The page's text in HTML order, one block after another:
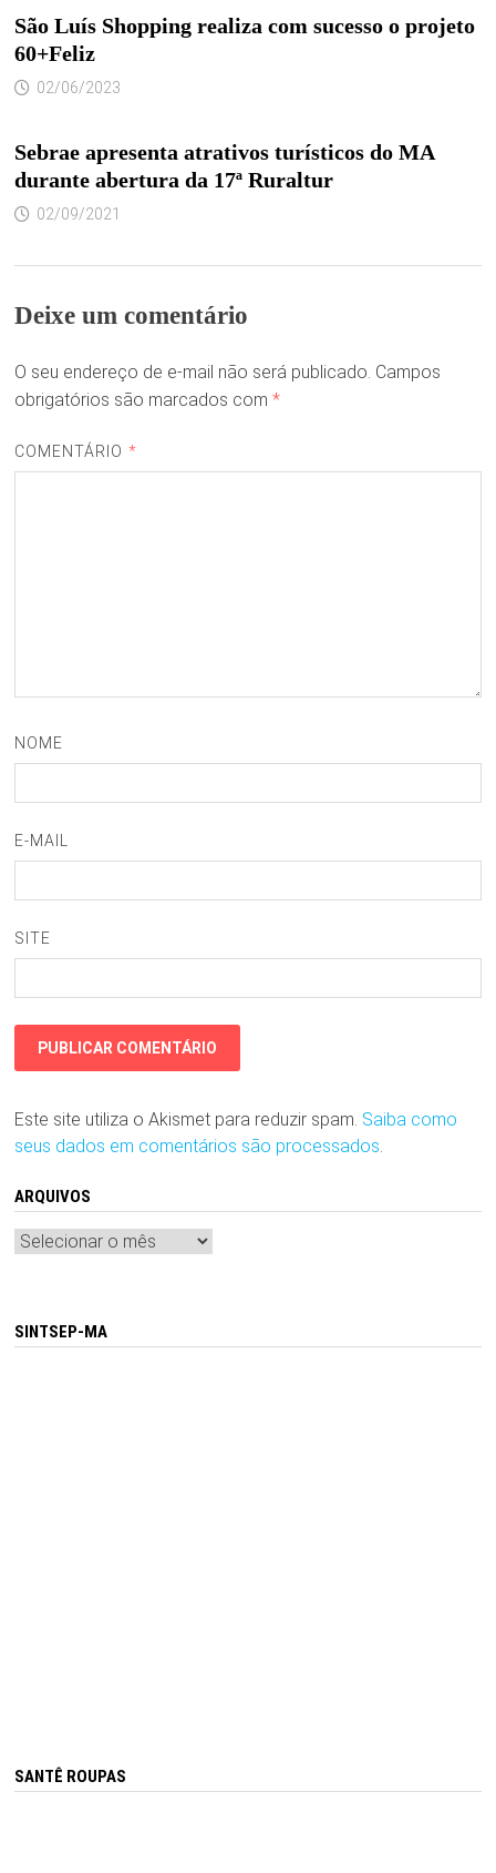
São Luís Shopping realiza com sucesso o projeto
60+Feliz
02/06/2023
Sebrae apresenta atrativos turísticos do MA
durante abertura da 17ª Ruraltur
02/09/2021
Deixe um comentário
O seu endereço de e-mail não será publicado. Campos
obrigatórios são marcados com *
COMENTÁRIO *
NOME
E-MAIL
SITE
Este site utiliza o Akismet para reduzir spam. Saiba como
seus dados em comentários são processados
ARQUIVOS
Arquivos
SINTSEP-MA
SANTÊ ROUPAS